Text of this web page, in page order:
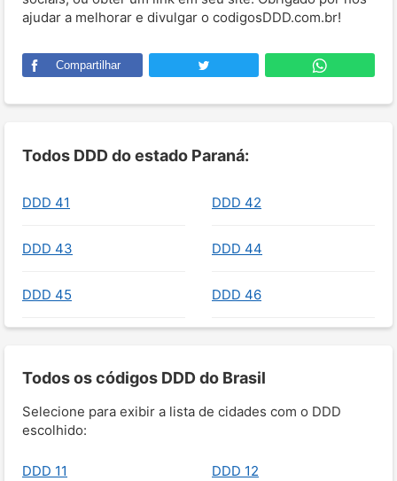
ajudar a melhorar e divulgar o codigosDDD.com.br!
Compartilhar
Todos DDD do estado Paraná:
DDD 41 DDD 42
DDD 43 DDD 44
DDD 45 DDD 46
Todos os códigos DDD do Brasil
Selecione para exibir a lista de cidades com o DDD
escolhido:
DDD 11 DDD 12